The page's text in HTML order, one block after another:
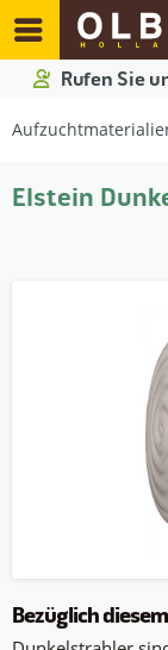
Rufen Sie
Elstein
Bezüglich